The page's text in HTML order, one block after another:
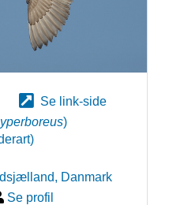
Se link-side
)
)
, Danmark
Se profil